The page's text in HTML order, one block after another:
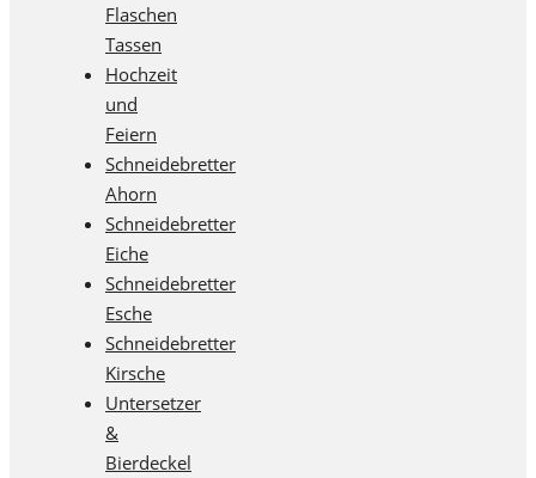
Flaschen
Tassen
Hochzeit
und
Feiern
Schneidebretter
Ahorn
Schneidebretter
Eiche
Schneidebretter
Esche
Schneidebretter
Kirsche
Untersetzer
&
Bierdeckel